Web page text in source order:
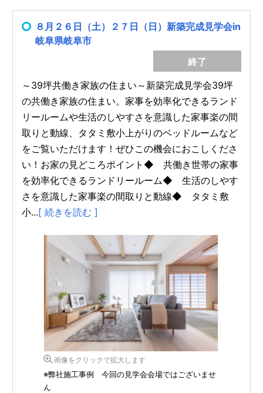
８月２６日（土）２７日（日）新築完成見学会in
岐阜県岐阜市
終了
～39坪共働き家族の住まい～新築完成見学会39坪
の共働き家族の住まい。家事を効率化できるランド
リールームや生活のしやすさを意識した家事楽の間
取りと動線、タタミ敷小上がりのベッドルームなど
をご覧いただけます！ぜひこの機会におこしくださ
い！お家の見どころポイント◆ 共働き世帯の家事
を効率化できるランドリールーム◆ 生活のしやす
さを意識した家事楽の間取りと動線◆ タタミ敷
小...[ 続きを読む ]
画像をクリックで拡大します
※弊社施工事例 今回の見学会会場ではございませ
ん